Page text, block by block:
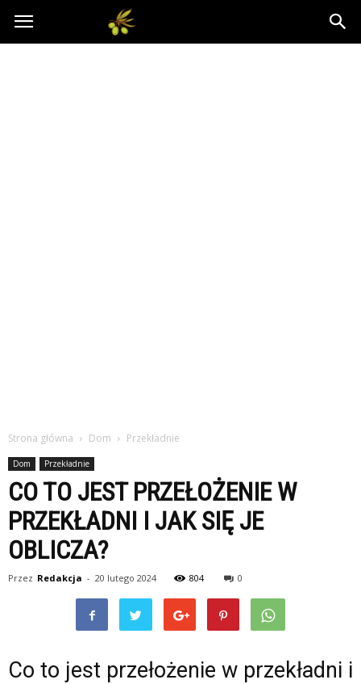
Oliwkowo.pl
Strona główna Dom Przekładnie
Dom Przekładnie
CO TO JEST PRZEŁOŻENIE W
PRZEKŁADNI I JAK SIĘ JE
OBLICZA?
Przez Redakcja - 20 lutego 2024 804 0
Co to jest przełożenie w przekładni i